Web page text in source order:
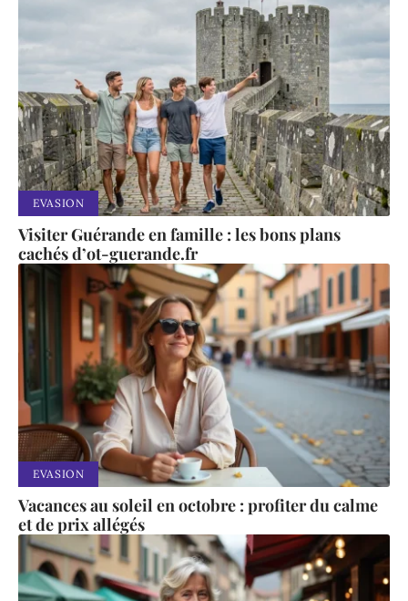
EVASION
Visiter Guérande en famille : les bons plans
cachés d’ot-guerande.fr
EVASION
Vacances au soleil en octobre : profiter du calme
et de prix allégés